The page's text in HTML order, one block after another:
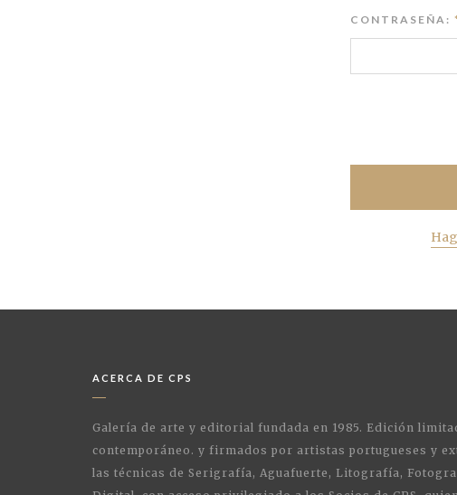
CONTRASEÑA:
ACERCA DE CPS
Galería de arte y editorial fundada en 1985. Edición
contemporáneo. y firmados por artistas portugueses y
las técnicas de Serigrafía, Aguafuerte, Litografía,